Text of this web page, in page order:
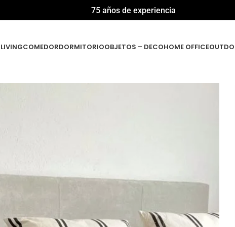
75 años de experiencia
LIVINGCOMEDORDORMITORIOOBJETOS – DECOHOME OFFICE